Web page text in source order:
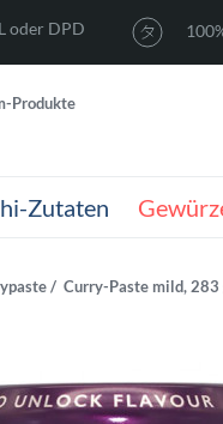
oder DPD
Produkte
Zutaten
Curry-Paste mild, 283